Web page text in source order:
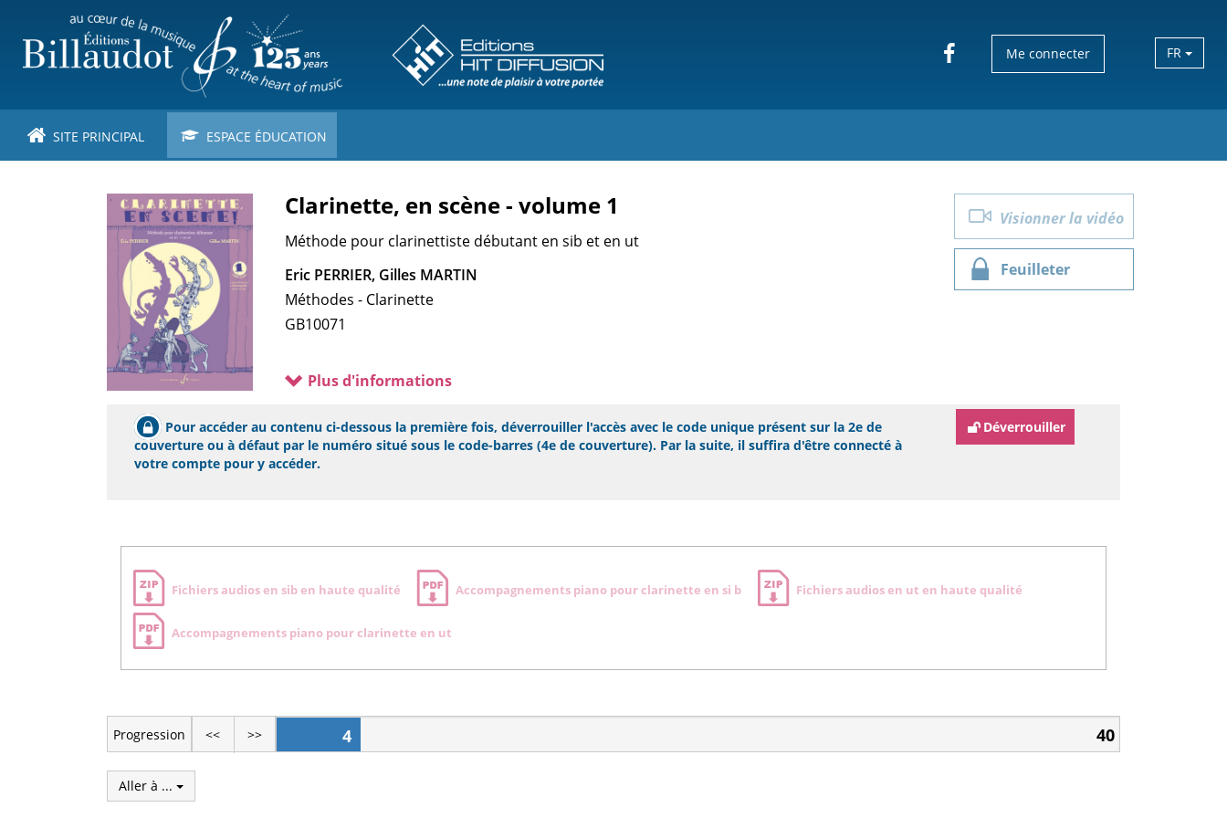
contenu
principal
Me connecter FR
SITE PRINCIPAL ESPACE ÉDUCATION
Clarinette, en scène - volume 1
Méthode pour clarinettiste débutant en sib et en ut
Eric PERRIER, Gilles MARTIN
Méthodes - Clarinette
GB10071
Plus d'informations
Visionner la vidéo
Feuilleter
Pour accéder au contenu ci-dessous la première fois, déverrouiller l'accès avec le code unique présent sur la 2e de
couverture ou à défaut par le numéro situé sous le code-barres (4e de couverture). Par la suite, il suffira d'être connecté à
votre compte pour y accéder.
Déverrouiller
Zone
de
téléchargement
Fichiers audios en sib en haute qualité Accompagnements piano pour clarinette en si b Fichiers audios en ut en haute qualité
Accompagnements piano pour clarinette en ut
Progression << >> 4 40
Aller à ...